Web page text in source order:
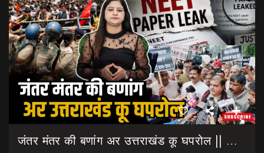
जंतर मंतर की बणांग अर उत्तराखंड कू घपरोल || NEET Paper Leak || Dharmendra Pradhan Resigns